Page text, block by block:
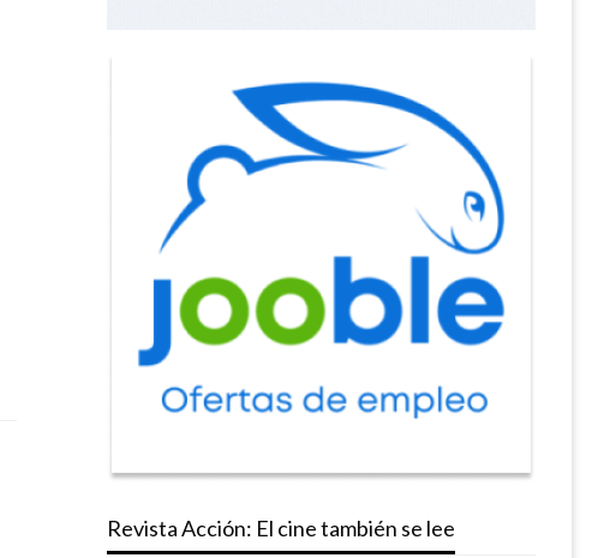
Revista Acción: El cine también se lee